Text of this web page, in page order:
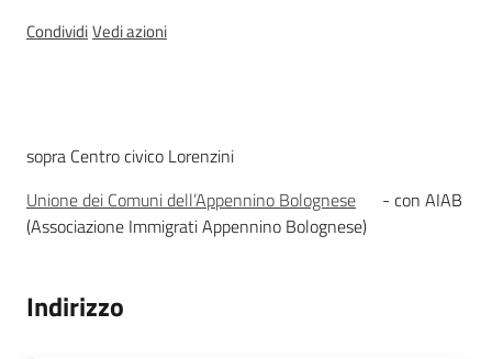
fenomeno
Sociale
CondividiVedi azioni
Descrizione
sopra Centro civico Lorenzini
Unione dei Comuni dell’Appennino Bolognese
- con AIAB
(Associazione Immigrati Appennino Bolognese)
Indirizzo